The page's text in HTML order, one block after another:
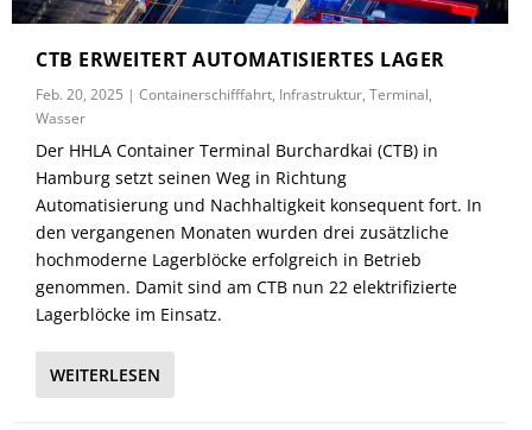
CTB ERWEITERT AUTOMATISIERTES LAGER
Feb. 20, 2025 |Containerschifffahrt, Infrastruktur,Terminal,
Wasser
Der HHLA Container Terminal Burchardkai (CTB) in
Hamburg setzt seinen Weg in Richtung
Automatisierung und Nachhaltigkeit konsequent fort. In
den vergangenen Monaten wurden drei zusätzliche
hochmoderne Lagerblöcke erfolgreich in Betrieb
genommen. Damit sind am CTB nun 22 elektrifizierte
Lagerblöcke im Einsatz.
WEITERLESEN